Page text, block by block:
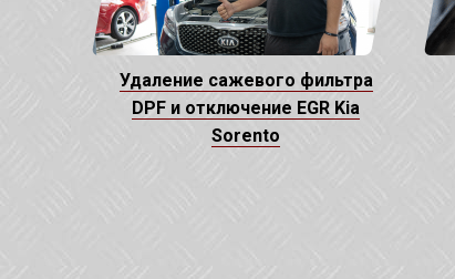
Удаление сажевого фильтра
DPF и отключение EGR Kia
Sorento